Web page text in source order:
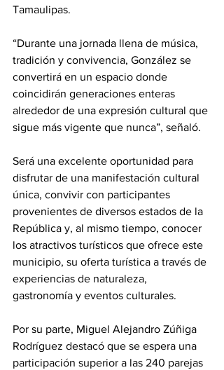
Tamaulipas.
“Durante una jornada llena de música,
tradición y convivencia, González se
convertirá en un espacio donde
coincidirán generaciones enteras
alrededor de una expresión cultural que
sigue más vigente que nunca”, señaló.
Será una excelente oportunidad para
disfrutar de una manifestación cultural
única, convivir con participantes
provenientes de diversos estados de la
República y, al mismo tiempo, conocer
los atractivos turísticos que ofrece este
municipio, su oferta turística a través de
experiencias de naturaleza,
gastronomía y eventos culturales.
Por su parte, Miguel Alejandro Zúñiga
Rodríguez destacó que se espera una
participación superior a las 240 parejas